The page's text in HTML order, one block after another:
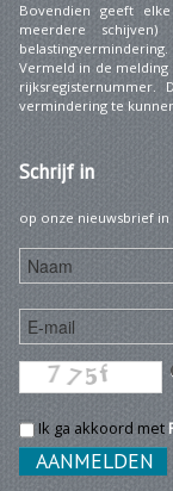
Bovendien geeft
meerdere schijven)
belastingvermindering.
Vermeld in de melding
vermindering te
Schrijfin
op onze nieuwsbrief in
Ik ga akkoord met